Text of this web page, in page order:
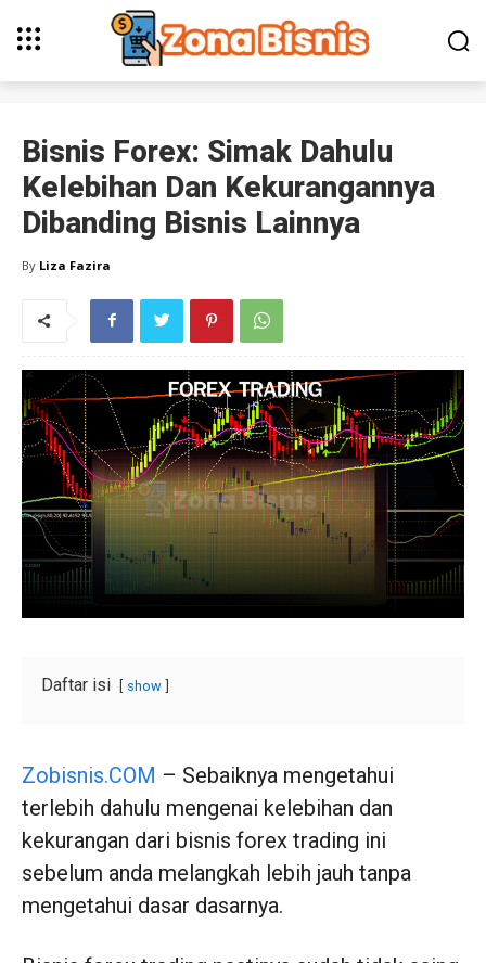
Bisnis Forex: Simak Dahulu
Kelebihan Dan Kekurangannya
Dibanding Bisnis Lainnya
By Liza Fazira
Daftar isi show
Zobisnis.COM – Sebaiknya mengetahui
terlebih dahulu mengenai kelebihan dan
kekurangan dari bisnis forex trading ini
sebelum anda melangkah lebih jauh tanpa
mengetahui dasar dasarnya.